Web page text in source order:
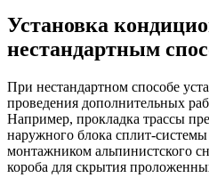
Установка
нестандартным
При нестандартном способе
проведения дополнительных
Например, прокладка трассы
наружного блока сплит-
монтажником альпинистского
короба для скрытия